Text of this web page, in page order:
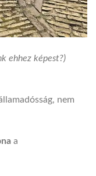
ehhez képest?)
nem
a